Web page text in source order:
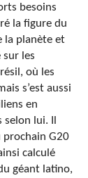
besoins
la figure du
la planète et
sur les
où les
s’est aussi
en
lui. Il
prochain G20
calculé
géant latino,